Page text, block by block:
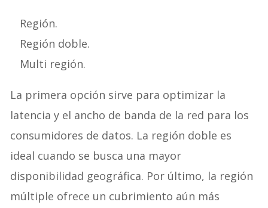
Región.
Región doble.
Multi región.
La primera opción sirve para optimizar la
latencia y el ancho de banda de la red para los
consumidores de datos. La región doble es
ideal cuando se busca una mayor
disponibilidad geográfica. Por último, la región
múltiple ofrece un cubrimiento aún más